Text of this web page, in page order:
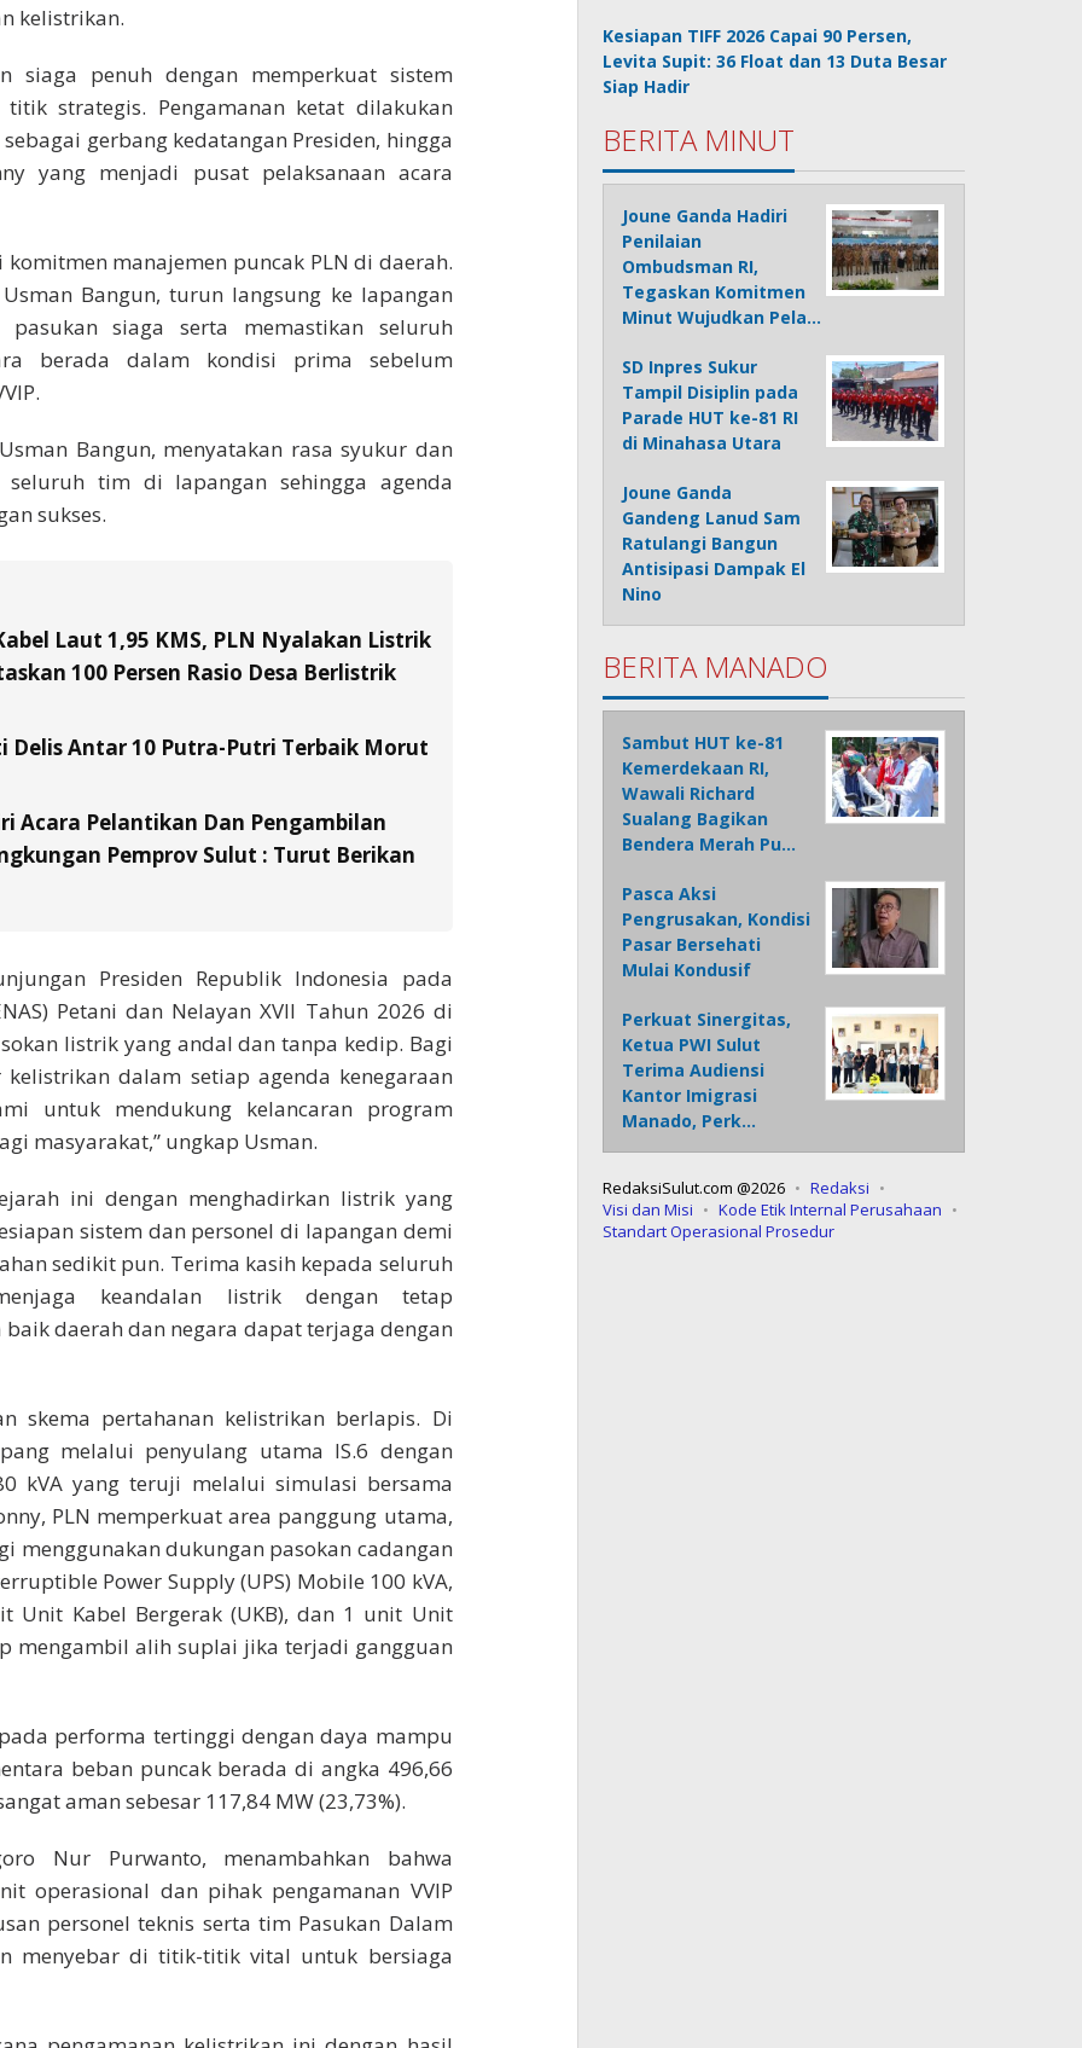
kelistrikan.
siaga penuh dengan memperkuat sistem
strategis. Pengamanan ketat dilakukan
gerbang kedatangan Presiden, hingga
yang menjadi pusat pelaksanaan acara
manajemen puncak PLN di daerah.
Bangun, turun langsung ke lapangan
siaga serta memastikan seluruh
berada dalam kondisi prima sebelum
Bangun, menyatakan rasa syukur dan
tim di lapangan sehingga agenda
sukses.
Laut 1,95 KMS, PLN Nyalakan Listrik
100 Persen Rasio Desa Berlistrik
Delis Antar 10 Putra-Putri Terbaik Morut
Acara Pelantikan Dan Pengambilan
Pemprov Sulut : Turut Berikan
Presiden Republik Indonesia pada
Petani dan Nelayan XVII Tahun 2026 di
listrik yang andal dan tanpa kedip. Bagi
dalam setiap agenda kenegaraan
untuk mendukung kelancaran program
masyarakat,” ungkap Usman.
ini dengan menghadirkan listrik yang
sistem dan personel di lapangan demi
sedikit pun. Terima kasih kepada seluruh
keandalan listrik dengan tetap
daerah dan negara dapat terjaga dengan
skema pertahanan kelistrikan berlapis. Di
melalui penyulang utama IS.6 dengan
kVA yang teruji melalui simulasi bersama
PLN memperkuat area panggung utama,
menggunakan dukungan pasokan cadangan
Power Supply (UPS) Mobile 100 kVA,
Unit Kabel Bergerak (UKB), dan 1 unit Unit
mengambil alih suplai jika terjadi gangguan
performa tertinggi dengan daya mampu
beban puncak berada di angka 496,66
aman sebesar 117,84 MW (23,73%).
Nur Purwanto, menambahkan bahwa
operasional dan pihak pengamanan VVIP
personel teknis serta tim Pasukan Dalam
menyebar di titik-titik vital untuk bersiaga
Kesiapan TIFF 2026 Capai 90 Persen,
Levita Supit: 36 Float dan 13 Duta Besar
Siap Hadir
BERITA MINUT
Joune Ganda Hadiri
Penilaian
Ombudsman RI,
Tegaskan Komitmen
Minut Wujudkan Pela…
SD Inpres Sukur
Tampil Disiplin pada
Parade HUT ke-81 RI
di Minahasa Utara
Joune Ganda
Gandeng Lanud Sam
Ratulangi Bangun
Antisipasi Dampak El
Nino
BERITA MANADO
Sambut HUT ke-81
Kemerdekaan RI,
Wawali Richard
Sualang Bagikan
Bendera Merah Pu…
Pasca Aksi
Pengrusakan, Kondisi
Pasar Bersehati
Mulai Kondusif
Perkuat Sinergitas,
Ketua PWI Sulut
Terima Audiensi
Kantor Imigrasi
Manado, Perk…
RedaksiSulut.com @2026
Redaksi
Visi dan Misi
Kode Etik Internal Perusahaan
Standart Operasional Prosedur